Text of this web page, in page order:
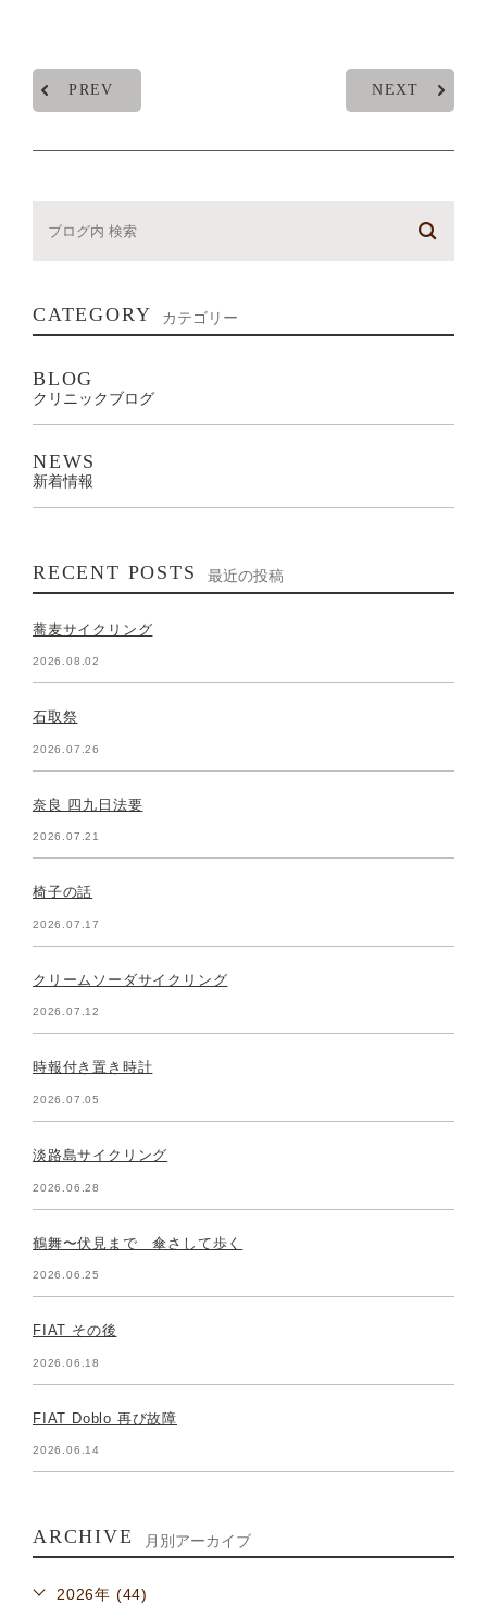
PREV NEXT
CATEGORY カテゴリー
BLOG
クリニックブログ
NEWS
新着情報
RECENT POSTS 最近の投稿
蕎麦サイクリング
2026.08.02
石取祭
2026.07.26
奈良 四九日法要
2026.07.21
椅子の話
2026.07.17
クリームソーダサイクリング
2026.07.12
時報付き置き時計
2026.07.05
淡路島サイクリング
2026.06.28
鶴舞〜伏見まで 傘さして歩く
2026.06.25
FIAT その後
2026.06.18
FIAT Doblo 再び故障
2026.06.14
ARCHIVE 月別アーカイブ
2026年 (44)